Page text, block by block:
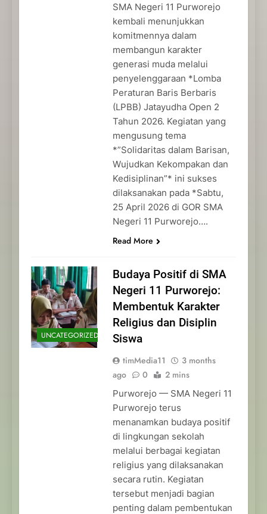
SMA Negeri 11 Purworejo
kembali menunjukkan
komitmennya dalam
membangun karakter
generasi muda melalui
penyelenggaraan *Lomba
Peraturan Baris Berbaris
(LPBB) Jatayudha Open 2
Tahun 2026. Kegiatan yang
mengusung tema
*”Solidaritas dalam Barisan,
Wujudkan Kekompakan dan
Kedisiplinan”* ini sukses
dilaksanakan pada *Sabtu,
25 April 2026 di GOR SMA
Negeri 11 Purworejo….
Read More
UNCATEGORIZED
Budaya Positif di SMA
Negeri 11 Purworejo:
Membentuk Karakter
Religius dan Disiplin
Siswa
timMedia11
3 months
ago
0 2 mins
Purworejo — SMA Negeri 11
Purworejo terus
menanamkan budaya positif
di lingkungan sekolah
melalui berbagai kegiatan
religius yang dilaksanakan
secara rutin. Kegiatan
tersebut menjadi bagian
penting dalam pembentukan